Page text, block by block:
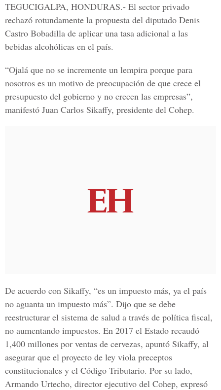
TEGUCIGALPA, HONDURAS.- El sector privado
rechazó rotundamente la propuesta del diputado Denis
Castro Bobadilla de aplicar una tasa adicional a las
bebidas alcohólicas en el país.
“Ojalá que no se incremente un lempira porque para
nosotros es un motivo de preocupación de que crece el
presupuesto del gobierno y no crecen las empresas”,
manifestó Juan Carlos Sikaffy, presidente del Cohep.
De acuerdo con Sikaffy, “es un impuesto más, ya el país
no aguanta un impuesto más”. Dijo que se debe
reestructurar el sistema de salud a través de política fiscal,
no aumentando impuestos. En 2017 el Estado recaudó
1,400 millones por ventas de cervezas, apuntó Sikaffy, al
asegurar que el proyecto de ley viola preceptos
constitucionales y el Código Tributario. Por su lado,
Armando Urtecho, director ejecutivo del Cohep, expresó